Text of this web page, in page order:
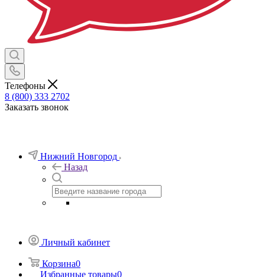
Телефоны
8 (800) 333 2702
Заказать звонок
Нижний Новгород
Назад
Личный кабинет
Корзина0
Избранные товары0